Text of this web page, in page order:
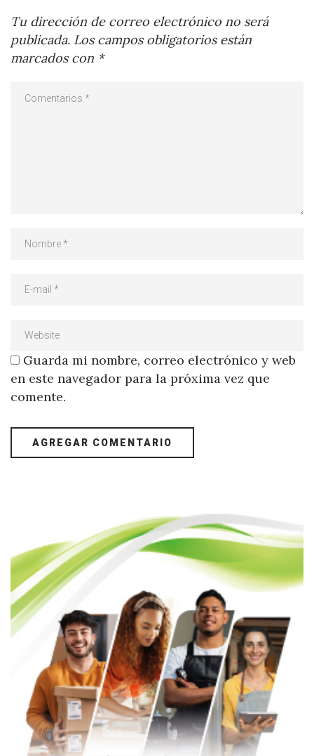
Tu dirección de correo electrónico no será
publicada. Los campos obligatorios están
marcados con *
Guarda mi nombre, correo electrónico y web
en este navegador para la próxima vez que
comente.